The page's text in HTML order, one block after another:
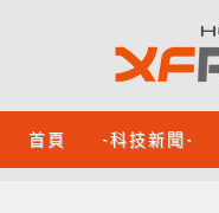
首頁 -科技新聞-